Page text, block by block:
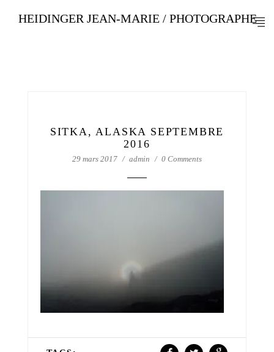
HEIDINGER JEAN-MARIE / PHOTOGRAPHE
SITKA, ALASKA SEPTEMBRE
2016
29 mars 2017 admin 0 Comments